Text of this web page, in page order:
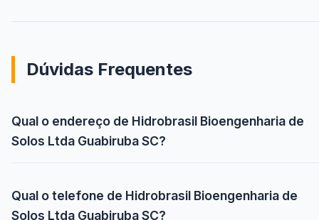
Dúvidas Frequentes
Qual o endereço de Hidrobrasil Bioengenharia de
Solos Ltda Guabiruba SC?
Qual o telefone de Hidrobrasil Bioengenharia de
Solos Ltda Guabiruba SC?